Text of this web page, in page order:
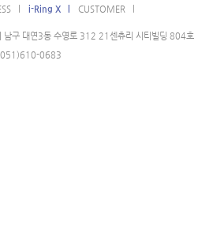
l i-Ring X l CUSTOMER l
남구 대연3동 수영로 312 21센츄리 시티빌딩 804호
0683